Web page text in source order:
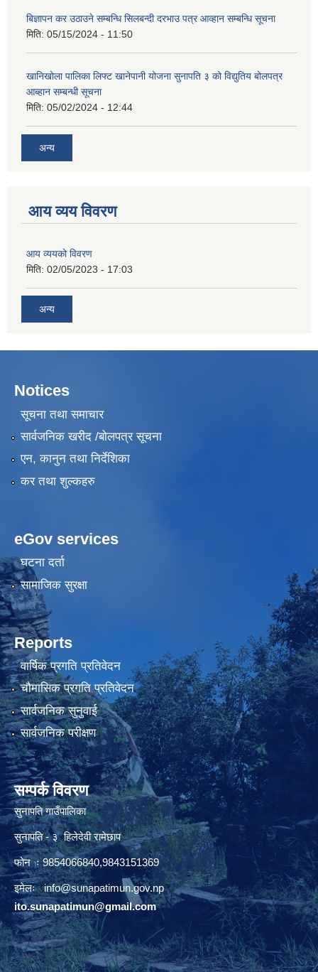
बिज्ञापन कर उठाउने सम्बन्धि सिलबन्दी दरभाउ पत्र आव्हान सम्बन्धि सूचना
मिति: 05/15/2024 - 11:50
खानिखोला पालिका लिफ्ट खानेपानी योजना सुनापति ३ को विद्युतिय बोलपत्र
आब्हान सम्बन्धी सूचना
मिति: 05/02/2024 - 12:44
अन्य
आय व्यय विवरण
आय व्ययको विवरण
मिति: 02/05/2023 - 17:03
अन्य
Notices
सूचना तथा समाचार
सार्वजनिक खरीद /बोलपत्र सूचना
एन, कानुन तथा निर्देशिका
कर तथा शुल्कहरु
eGov services
घटना दर्ता
सामाजिक सुरक्षा
Reports
वार्षिक प्रगति प्रतिवेदन
चौमासिक प्रगति प्रतिवेदन
सार्वजनिक सुनुवाई
सार्वजनिक परीक्षण
सम्पर्क विवरण
सुनापति गाउँपालिका
सुनापति - ३ हिलेदेवी रामेछाप
फोन ः 9854066840,9843151369
इमेलः info@sunapatimun.gov.np
ito.sunapatimun@gmail.com